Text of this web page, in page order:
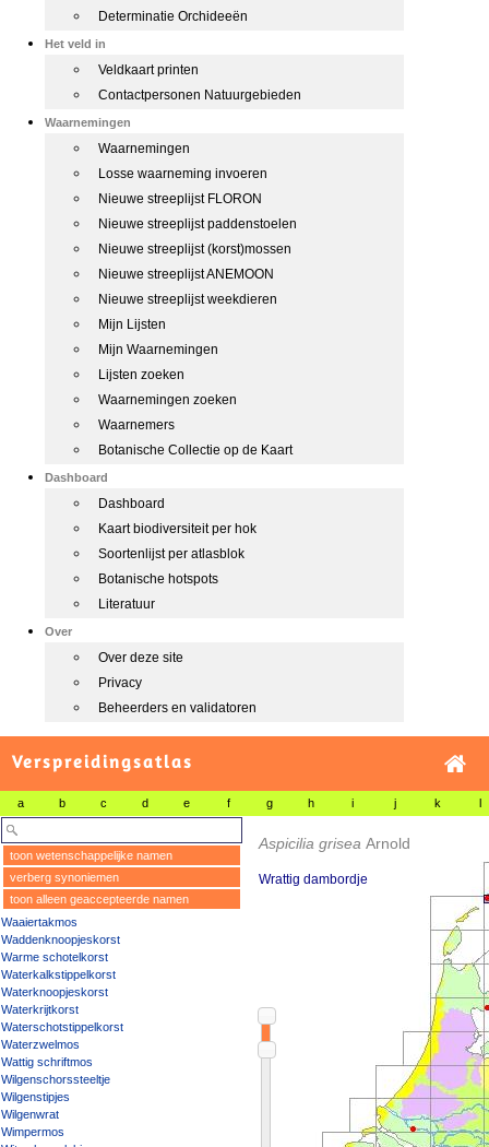
Determinatie Orchideeën
Het veld in
Veldkaart printen
Contactpersonen Natuurgebieden
Waarnemingen
Waarnemingen
Losse waarneming invoeren
Nieuwe streeplijst FLORON
Nieuwe streeplijst paddenstoelen
Nieuwe streeplijst (korst)mossen
Nieuwe streeplijst ANEMOON
Nieuwe streeplijst weekdieren
Mijn Lijsten
Mijn Waarnemingen
Lijsten zoeken
Waarnemingen zoeken
Waarnemers
Botanische Collectie op de Kaart
Dashboard
Dashboard
Kaart biodiversiteit per hok
Soortenlijst per atlasblok
Botanische hotspots
Literatuur
Over
Over deze site
Privacy
Beheerders en validatoren
Verspreidingsatlas
a b c d e f g h i j k l
toon wetenschappelijke namen
verberg synoniemen
toon alleen geaccepteerde namen
Waaiertakmos
Waddenknoopjeskorst
Warme schotelkorst
Waterkalkstippelkorst
Waterknoopjeskorst
Waterkrijtkorst
Waterschotstippelkorst
Waterzwelmos
Wattig schriftmos
Wilgenschorssteeltje
Wilgenstipjes
Wilgenwrat
Wimpermos
Aspicilia grisea Arnold
Wrattig dambordje